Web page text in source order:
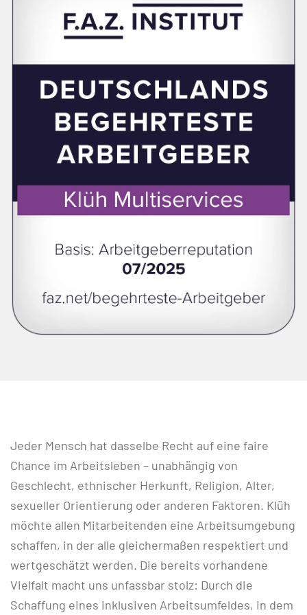
Jeder Mensch hat dasselbe Recht auf eine faire
Chance im Arbeitsleben – unabhängig von
Geschlecht, ethnischer Herkunft, Religion, Alter,
sexueller Orientierung oder anderen Faktoren. Klüh
möchte allen Mitarbeitenden eine Arbeitsumgebung
schaffen, in der alle gleichermaßen respektiert und
wertgeschätzt werden. Die bereits vorhandene
Vielfalt macht uns unfassbar stolz: Durch die
Schaffung eines inklusiven Arbeitsumfeldes, in dem